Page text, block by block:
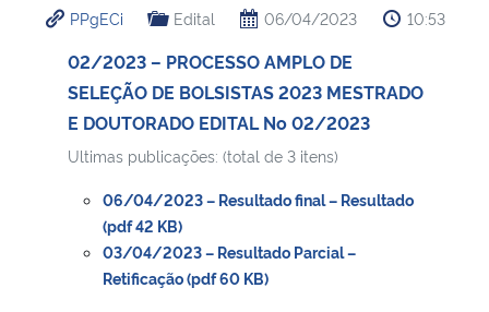
Ministério da Cidadania
Ministério de Minas e Energia
Ministério da Ciência, Tecnologia, Inovações e Comunicações
Ministério do Meio Ambiente
PPgECi Edital 06/04/2023 10:53
02/2023 – PROCESSO AMPLO DE
SELEÇÃO DE BOLSISTAS 2023 MESTRADO
E DOUTORADO EDITAL No 02/2023
Ultimas publicações: (total de 3 itens)
06/04/2023 – Resultado final – Resultado
(pdf 42 KB)
03/04/2023 – Resultado Parcial –
Retificação (pdf 60 KB)